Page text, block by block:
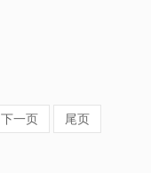
下一页 尾页